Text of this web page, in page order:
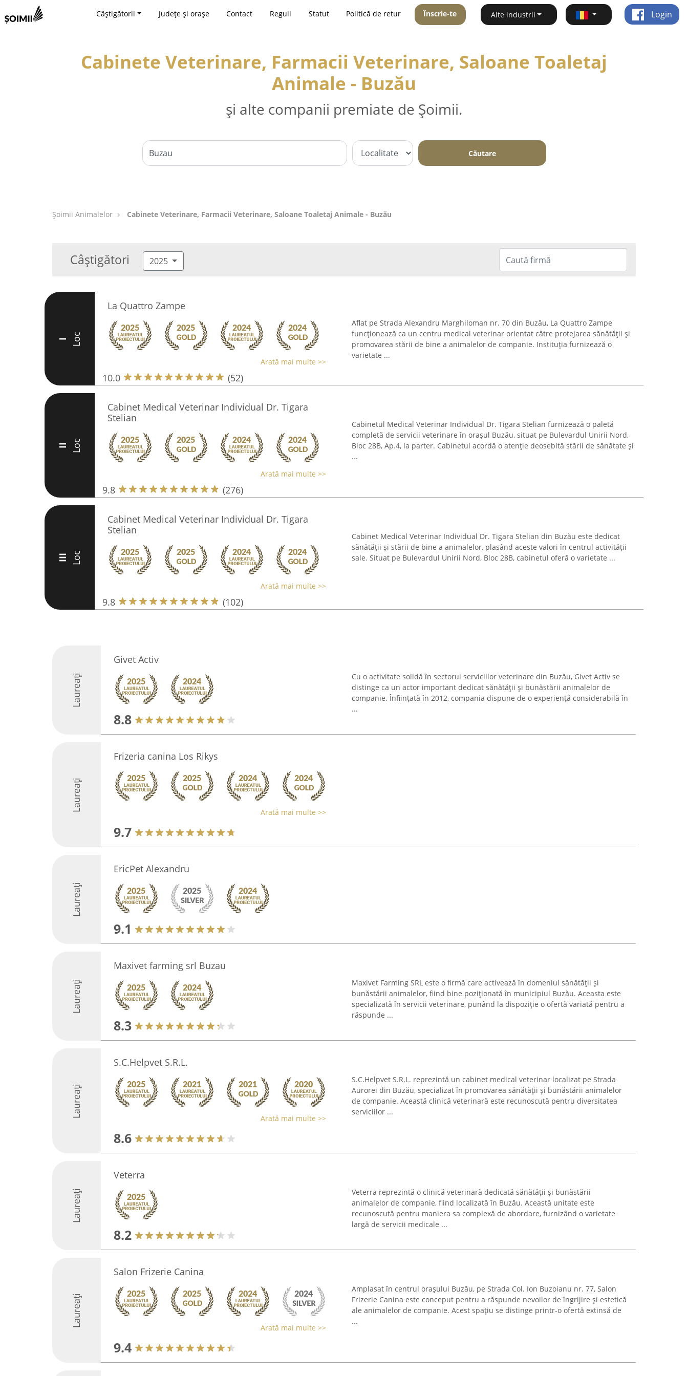
Câștigătorii Județe și orașe Contact Reguli Statut Politică de retur Înscrie-te Alte industrii Login
Cabinete Veterinare, Farmacii Veterinare, Saloane Toaletaj
Animale - Buzău
și alte companii premiate de Șoimii.
Căutare
Şoimii Animalelor Cabinete Veterinare, Farmacii Veterinare, Saloane Toaletaj Animale - Buzău
Câștigători 2025
I Loc
La Quattro Zampe
Arată mai multe >>
10.0 (52)
Aflat pe Strada Alexandru Marghiloman nr. 70 din Buzău, La Quattro Zampe
funcționează ca un centru medical veterinar orientat către protejarea sănătății și
promovarea stării de bine a animalelor de companie. Instituția furnizează o
varietate ...
II Loc
Cabinet Medical Veterinar Individual Dr. Tigara
Stelian
Arată mai multe >>
9.8 (276)
Cabinetul Medical Veterinar Individual Dr. Tigara Stelian furnizează o paletă
completă de servicii veterinare în orașul Buzău, situat pe Bulevardul Unirii Nord,
Bloc 28B, Ap.4, la parter. Cabinetul acordă o atenție deosebită stării de sănătate și
...
III Loc
Cabinet Medical Veterinar Individual Dr. Tigara
Stelian
Arată mai multe >>
9.8 (102)
Cabinet Medical Veterinar Individual Dr. Tigara Stelian din Buzău este dedicat
sănătății și stării de bine a animalelor, plasând aceste valori în centrul activității
sale. Situat pe Bulevardul Unirii Nord, Bloc 28B, cabinetul oferă o varietate ...
Laureați
Givet Activ
8.8
Cu o activitate solidă în sectorul serviciilor veterinare din Buzău, Givet Activ se
distinge ca un actor important dedicat sănătății și bunăstării animalelor de
companie. Înființată în 2012, compania dispune de o experiență considerabilă în
...
Laureați
Frizeria canina Los Rikys
Arată mai multe >>
9.7
Laureați
EricPet Alexandru
9.1
Laureați
Maxivet farming srl Buzau
8.3
Maxivet Farming SRL este o firmă care activează în domeniul sănătății și
bunăstării animalelor, fiind bine poziționată în municipiul Buzău. Aceasta este
specializată în servicii veterinare, punând la dispoziție o ofertă variată pentru a
răspunde ...
Laureați
S.C.Helpvet S.R.L.
Arată mai multe >>
8.6
S.C.Helpvet S.R.L. reprezintă un cabinet medical veterinar localizat pe Strada
Aurorei din Buzău, specializat în promovarea sănătății și bunăstării animalelor
de companie. Această clinică veterinară este recunoscută pentru diversitatea
serviciilor ...
Laureați
Veterra
8.2
Veterra reprezintă o clinică veterinară dedicată sănătății și bunăstării
animalelor de companie, fiind localizată în Buzău. Această unitate este
recunoscută pentru maniera sa complexă de abordare, furnizând o varietate
largă de servicii medicale ...
Laureați
Salon Frizerie Canina
Arată mai multe >>
9.4
Amplasat în centrul orașului Buzău, pe Strada Col. Ion Buzoianu nr. 77, Salon
Frizerie Canina este conceput pentru a răspunde nevoilor de îngrijire și estetică
ale animalelor de companie. Acest spațiu se distinge printr-o ofertă extinsă de
...